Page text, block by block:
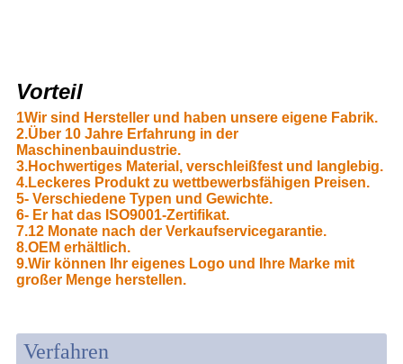
Vorteil
1Wir sind Hersteller und haben unsere eigene Fabrik.
2.Über 10 Jahre Erfahrung in der
Maschinenbauindustrie.
3.Hochwertiges Material, verschleißfest und langlebig.
4.Leckeres Produkt zu wettbewerbsfähigen Preisen.
5- Verschiedene Typen und Gewichte.
6- Er hat das ISO9001-Zertifikat.
7.12 Monate nach der Verkaufservicegarantie.
8.OEM erhältlich.
9.Wir können Ihr eigenes Logo und Ihre Marke mit
großer Menge herstellen.
Verfahren